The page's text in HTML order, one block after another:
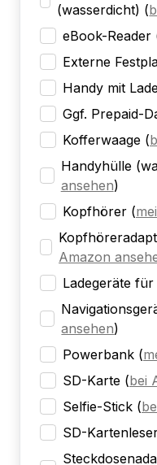
(wasserdicht) (
eBook-Reader
Externe
Handy mit
Ggf. Prepaid-
Kofferwaage (
Handyhülle
ansehen)
Kopfhörer (
Amazon
Ladegeräte
ansehen)
Powerbank (
SD-Karte (bei
Selfie-Stick (
SD-